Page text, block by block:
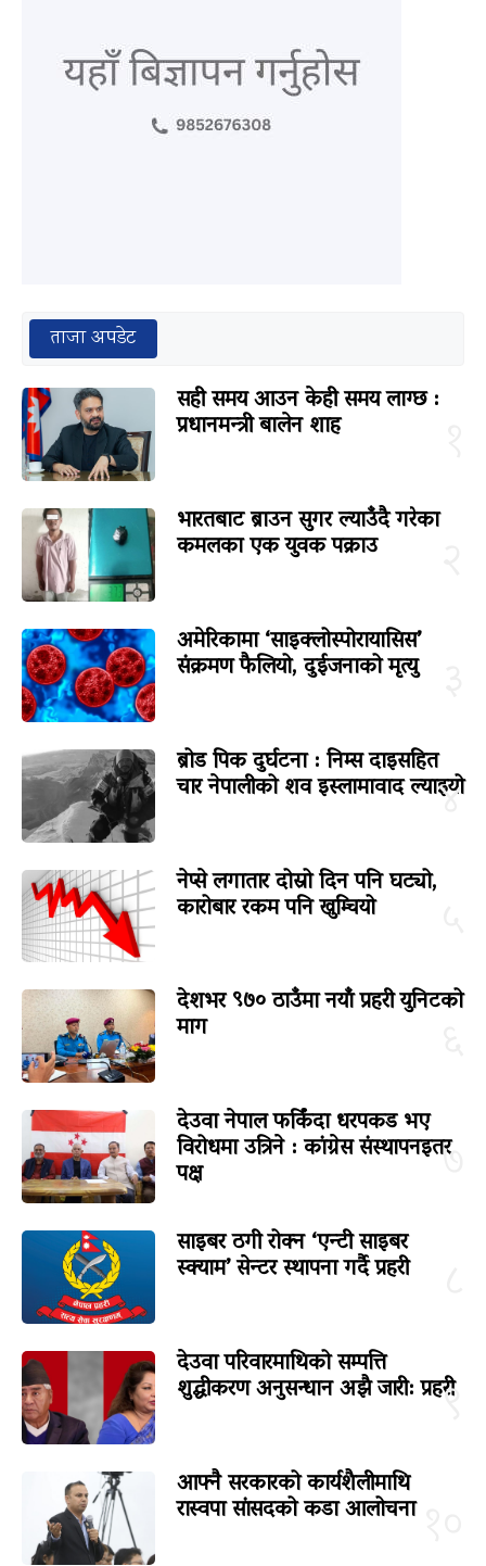
ताजा अपडेट
सही समय आउन केही समय लाग्छ :
प्रधानमन्त्री बालेन शाह
भारतबाट ब्राउन सुगर ल्याउँदै गरेका
कमलका एक युवक पक्राउ
अमेरिकामा ‘साइक्लोस्पोरायासिस’
संक्रमण फैलियो, दुईजनाको मृत्यु
४
ब्रोड पिक दुर्घटना : निम्स दाइसहित
चार नेपालीको शव इस्लामावाद ल्याइयो
नेप्से लगातार दोस्रो दिन पनि घट्यो,
कारोबार रकम पनि खुम्चियो
देशभर ९७० ठाउँमा नयाँ प्रहरी युनिटको
माग
७
देउवा नेपाल फर्किंदा धरपकड भए
विरोधमा उत्रिने : कांग्रेस संस्थापनइतर
पक्ष
साइबर ठगी रोक्न ‘एन्टी साइबर
स्क्याम’ सेन्टर स्थापना गर्दै प्रहरी
९
देउवा परिवारमाथिको सम्पत्ति
शुद्धीकरण अनुसन्धान अझै जारी: प्रहरी
आफ्नै सरकारको कार्यशैलीमाथि
रास्वपा सांसदको कडा आलोचना